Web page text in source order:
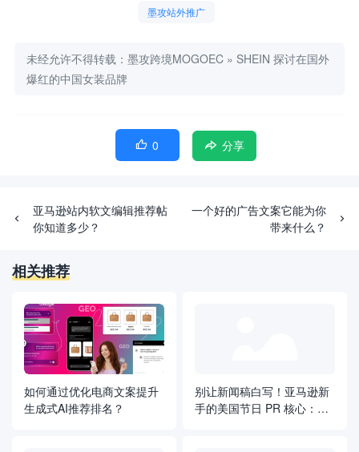
墨攻站外推广
未经允许不得转载： 墨攻跨境MOGOEC » SHEIN 探讨在国外
爆红的中国女装品牌
 0 分享
亚马逊站内软文编辑推荐帖
你知道多少？
一个好的广告文案它能为你
带来什么？
相关推荐
如何通过优化电商文案提升
生成式AI推荐排名？
别让新闻稿白写！亚马逊新
手的美国节日 PR 核心：新